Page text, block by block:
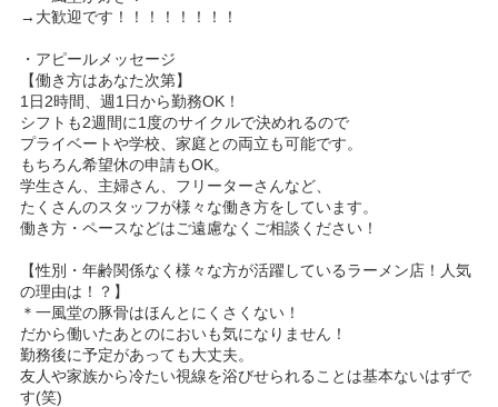
→大歓迎です！！！！！！！！
・アピールメッセージ
【働き方はあなた次第】
1日2時間、週1日から勤務OK！
シフトも2週間に1度のサイクルで決めれるので
プライベートや学校、家庭との両立も可能です。
もちろん希望休の申請もOK。
学生さん、主婦さん、フリーターさんなど、
たくさんのスタッフが様々な働き方をしています。
働き方・ペースなどはご遠慮なくご相談ください！
【性別・年齢関係なく様々な方が活躍しているラーメン店！人気
の理由は！？】
＊一風堂の豚骨はほんとにくさくない！
だから働いたあとのにおいも気になりません！
勤務後に予定があっても大丈夫。
友人や家族から冷たい視線を浴びせられることは基本ないはずで
す(笑)